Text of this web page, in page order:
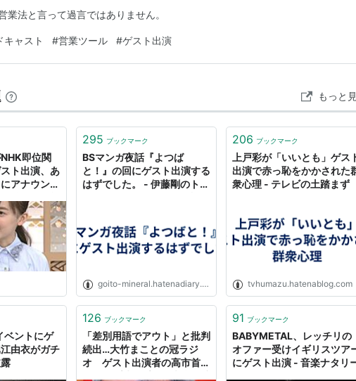
業法と言って過言ではありません。
キャスト #営業ツール #ゲスト出演
もっと
即位関
ト出演、あ
アナウンサ
んですけ
295 ブックマーク
BSマンガ夜話『よつば
と！』の回にゲスト出演する
はずでした。 - 伊藤剛のトカ
goito-mineral.hatenadiary.org
206 ブックマーク
上戸彩が「いいとも」ゲス
出演で赤っ恥をかかされた
衆心理 - テレビの土踏まず
tvhumazu.hatenablog.com
ベントにゲ
由衣がガチ
126 ブックマーク
「差別用語でアウト」と批判
続出…大竹まことの冠ラジ
オ ゲスト出演者の高市首相
91 ブックマーク
BABYMETAL、レッチリの
オファー受けイギリスツア
にゲスト出演 - 音楽ナタリ